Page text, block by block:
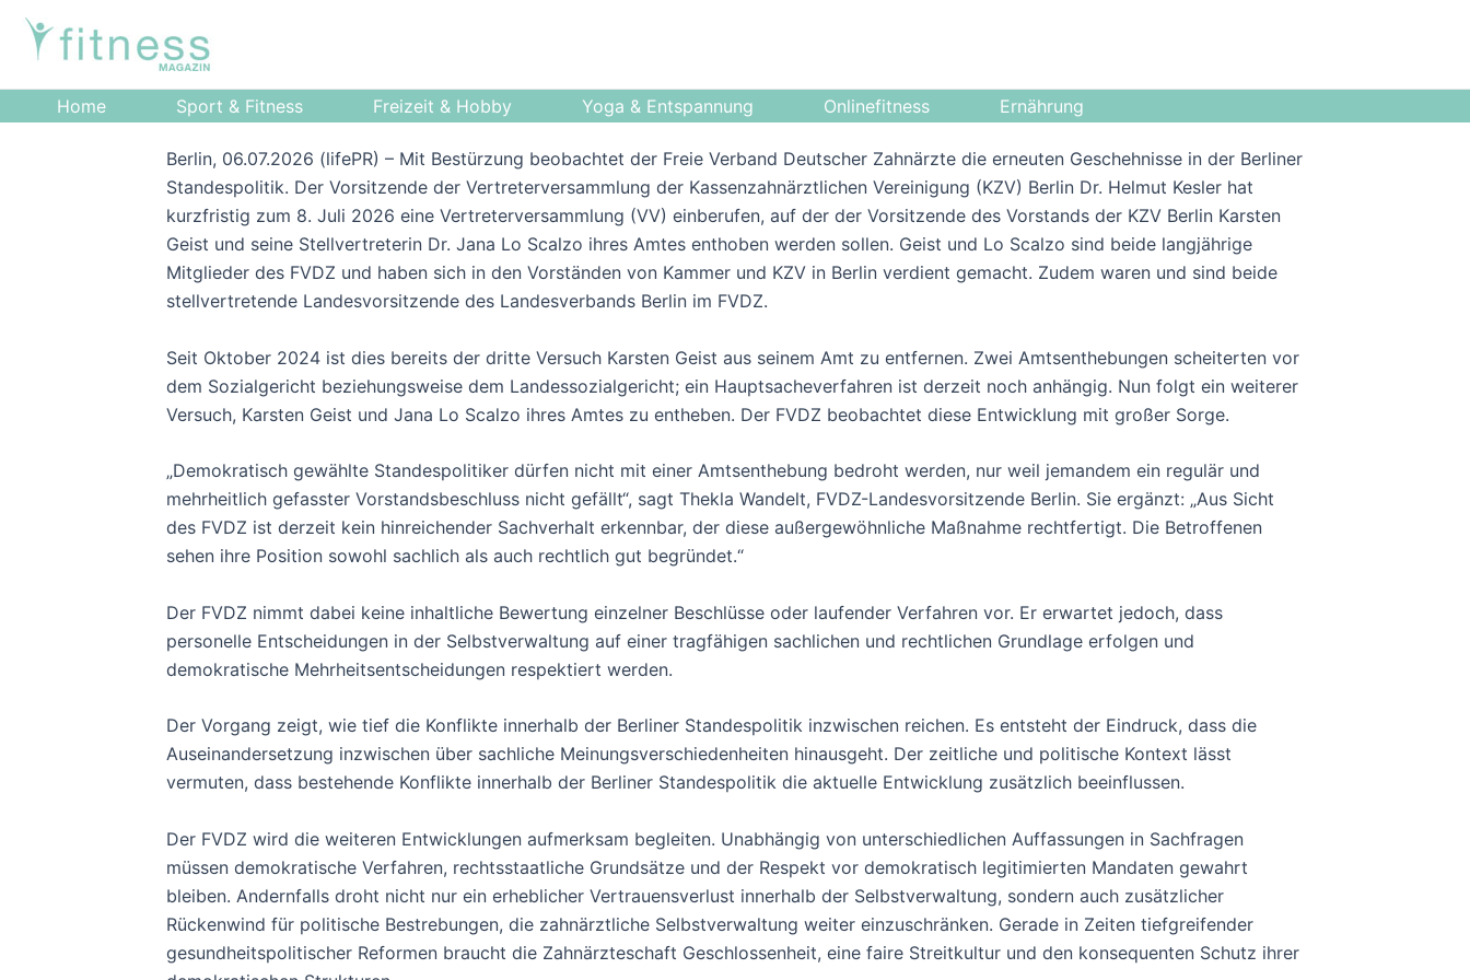
Zum
Inhalt
Home
Sport & Fitness Freizeit & Hobby Yoga & Entspannung Onlinefitness Ernährung
Berlin, 06.07.2026 (lifePR) – Mit Bestürzung beobachtet der Freie Verband Deutscher Zahnärzte die erneuten Geschehnisse in der Berliner
Standespolitik. Der Vorsitzende der Vertreterversammlung der Kassenzahnärztlichen Vereinigung (KZV) Berlin Dr. Helmut Kesler hat
kurzfristig zum 8. Juli 2026 eine Vertreterversammlung (VV) einberufen, auf der der Vorsitzende des Vorstands der KZV Berlin Karsten
Geist und seine Stellvertreterin Dr. Jana Lo Scalzo ihres Amtes enthoben werden sollen. Geist und Lo Scalzo sind beide langjährige
Mitglieder des FVDZ und haben sich in den Vorständen von Kammer und KZV in Berlin verdient gemacht. Zudem waren und sind beide
stellvertretende Landesvorsitzende des Landesverbands Berlin im FVDZ.
Seit Oktober 2024 ist dies bereits der dritte Versuch Karsten Geist aus seinem Amt zu entfernen. Zwei Amtsenthebungen scheiterten vor
dem Sozialgericht beziehungsweise dem Landessozialgericht; ein Hauptsacheverfahren ist derzeit noch anhängig. Nun folgt ein weiterer
Versuch, Karsten Geist und Jana Lo Scalzo ihres Amtes zu entheben. Der FVDZ beobachtet diese Entwicklung mit großer Sorge.
„Demokratisch gewählte Standespolitiker dürfen nicht mit einer Amtsenthebung bedroht werden, nur weil jemandem ein regulär und
mehrheitlich gefasster Vorstandsbeschluss nicht gefällt“, sagt Thekla Wandelt, FVDZ-Landesvorsitzende Berlin. Sie ergänzt: „Aus Sicht
des FVDZ ist derzeit kein hinreichender Sachverhalt erkennbar, der diese außergewöhnliche Maßnahme rechtfertigt. Die Betroffenen
sehen ihre Position sowohl sachlich als auch rechtlich gut begründet.“
Der FVDZ nimmt dabei keine inhaltliche Bewertung einzelner Beschlüsse oder laufender Verfahren vor. Er erwartet jedoch, dass
personelle Entscheidungen in der Selbstverwaltung auf einer tragfähigen sachlichen und rechtlichen Grundlage erfolgen und
demokratische Mehrheitsentscheidungen respektiert werden.
Der Vorgang zeigt, wie tief die Konflikte innerhalb der Berliner Standespolitik inzwischen reichen. Es entsteht der Eindruck, dass die
Auseinandersetzung inzwischen über sachliche Meinungsverschiedenheiten hinausgeht. Der zeitliche und politische Kontext lässt
vermuten, dass bestehende Konflikte innerhalb der Berliner Standespolitik die aktuelle Entwicklung zusätzlich beeinflussen.
Der FVDZ wird die weiteren Entwicklungen aufmerksam begleiten. Unabhängig von unterschiedlichen Auffassungen in Sachfragen
müssen demokratische Verfahren, rechtsstaatliche Grundsätze und der Respekt vor demokratisch legitimierten Mandaten gewahrt
bleiben. Andernfalls droht nicht nur ein erheblicher Vertrauensverlust innerhalb der Selbstverwaltung, sondern auch zusätzlicher
Rückenwind für politische Bestrebungen, die zahnärztliche Selbstverwaltung weiter einzuschränken. Gerade in Zeiten tiefgreifender
gesundheitspolitischer Reformen braucht die Zahnärzteschaft Geschlossenheit, eine faire Streitkultur und den konsequenten Schutz ihrer
navigation